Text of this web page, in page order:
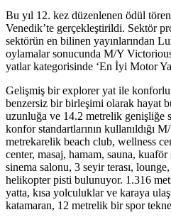
Bu yıl 12. kez düzenlenen ödül
Venedik’te gerçekleştirildi. Sektör
sektörün en bilinen yayınlarından
oylamalar sonucunda M/Y
yatlar kategorisinde ‘En İyi Motor
Gelişmiş bir explorer yat ile
benzersiz bir birleşimi olarak hayat
uzunluğa ve 14.2 metrelik genişliğe
konfor standartlarının kullanıldığı
metrekarelik beach club, wellness
center, masaj, hamam, sauna,
sinema salonu, 3 seyir terası,
helikopter pisti bulunuyor. 1.316
yatta, kısa yolculuklar ve karaya
katamaran, 12 metrelik bir spor